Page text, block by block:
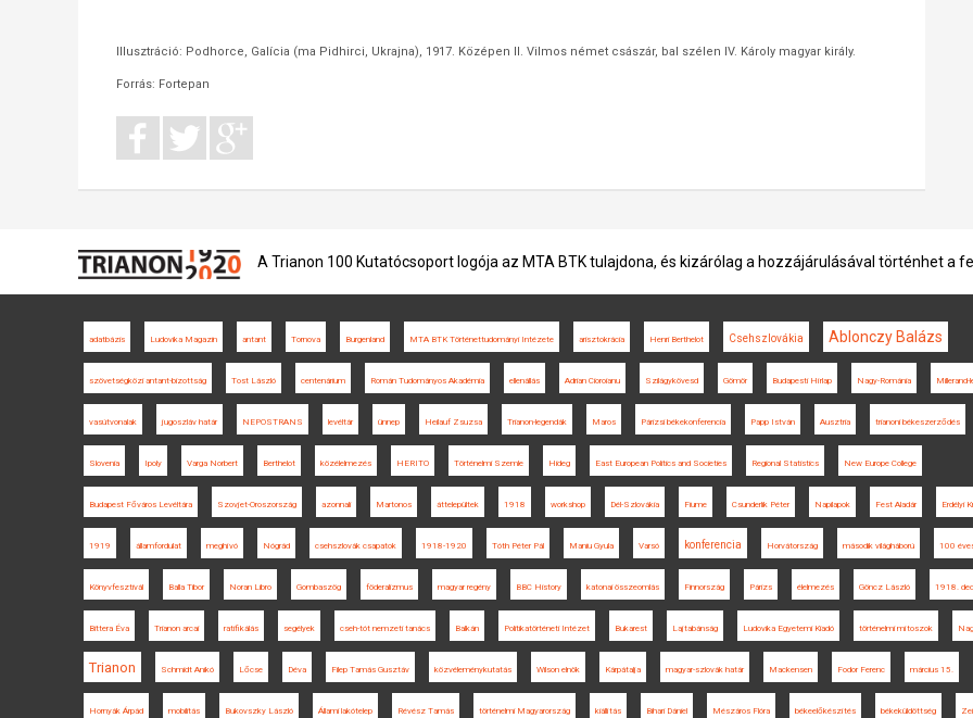
Illusztráció: Podhorce, Galícia (ma Pidhirci, Ukrajna), 1917. Középen II. Vilmos német császár, bal szélen IV. Károly magyar király.
Forrás: Fortepan
A Trianon 100 Kutatócsoport logója az MTA BTK tulajdona, és kizárólag a hozzájárulásával történhet a
adatbázis Ludovika Magazin antant Tornova Burgenland MTA BTK Történettudományi Intézete arisztokrácia Henri Berthelot Csehszlovákia Ablonczy Balázs
szövetségközi antant-bizottság Tost László centenárium Román Tudományos Akadémia ellenállás Adrian Cioroianu Szilágykövesd Gömör Budapesti Hírlap Nagy-Románia Millerand-
vasútvonalak jugoszláv határ NEPOSTRANS levéltár ünnep Heilauf Zsuzsa Trianon-legendák Maros Párizsi békekonferencia Papp István Ausztria trianoni békeszerződés
Slovenia Ipoly Varga Norbert Berthelot közélelmezés HERITO Történelmi Szemle Hideg East European Politics and Societies Regional Statistics New Europe College
Budapest Főváros Levéltára Szovjet-Oroszország azonnali Martonos áttelepültek 1918 workshop Dél-Szlovákia Fiume Csunderlik Péter Napilapok Fest Aladár Erdélyi
1919 államfordulat meghívó Nógrád csehszlovák csapatok 1918-1920 Tóth Péter Pál Maniu Gyula Varsó konferencia Horvátország második világháború 100
Könyvfesztivál Balla Tibor Noran Libro Gombaszög föderalizmus magyar regény BBC History katonai összeomlás Finnország Párizs élelmezés Göncz László 1918.
Bittera Éva Trianon arcai ratifikálás segélyek cseh-tót nemzeti tanács Balkán Politikatörténeti Intézet Bukarest Lajtabánság Ludovika Egyetemi Kiadó történelmi mítoszok
Trianon Schmidt Anikó Lőcse Déva Filep Tamás Gusztáv közvéleménykutatás Wilson elnök Kárpátalja magyar-szlovák határ Mackensen Fodor Ferenc március 15.
Hornyák Árpád mobilitás Bukovszky László Állami lakótelep Révész Tamás történelmi Magyarország kiállítás Bihari Dániel Mészáros Flóra békeelőkészítés békeküldöttség